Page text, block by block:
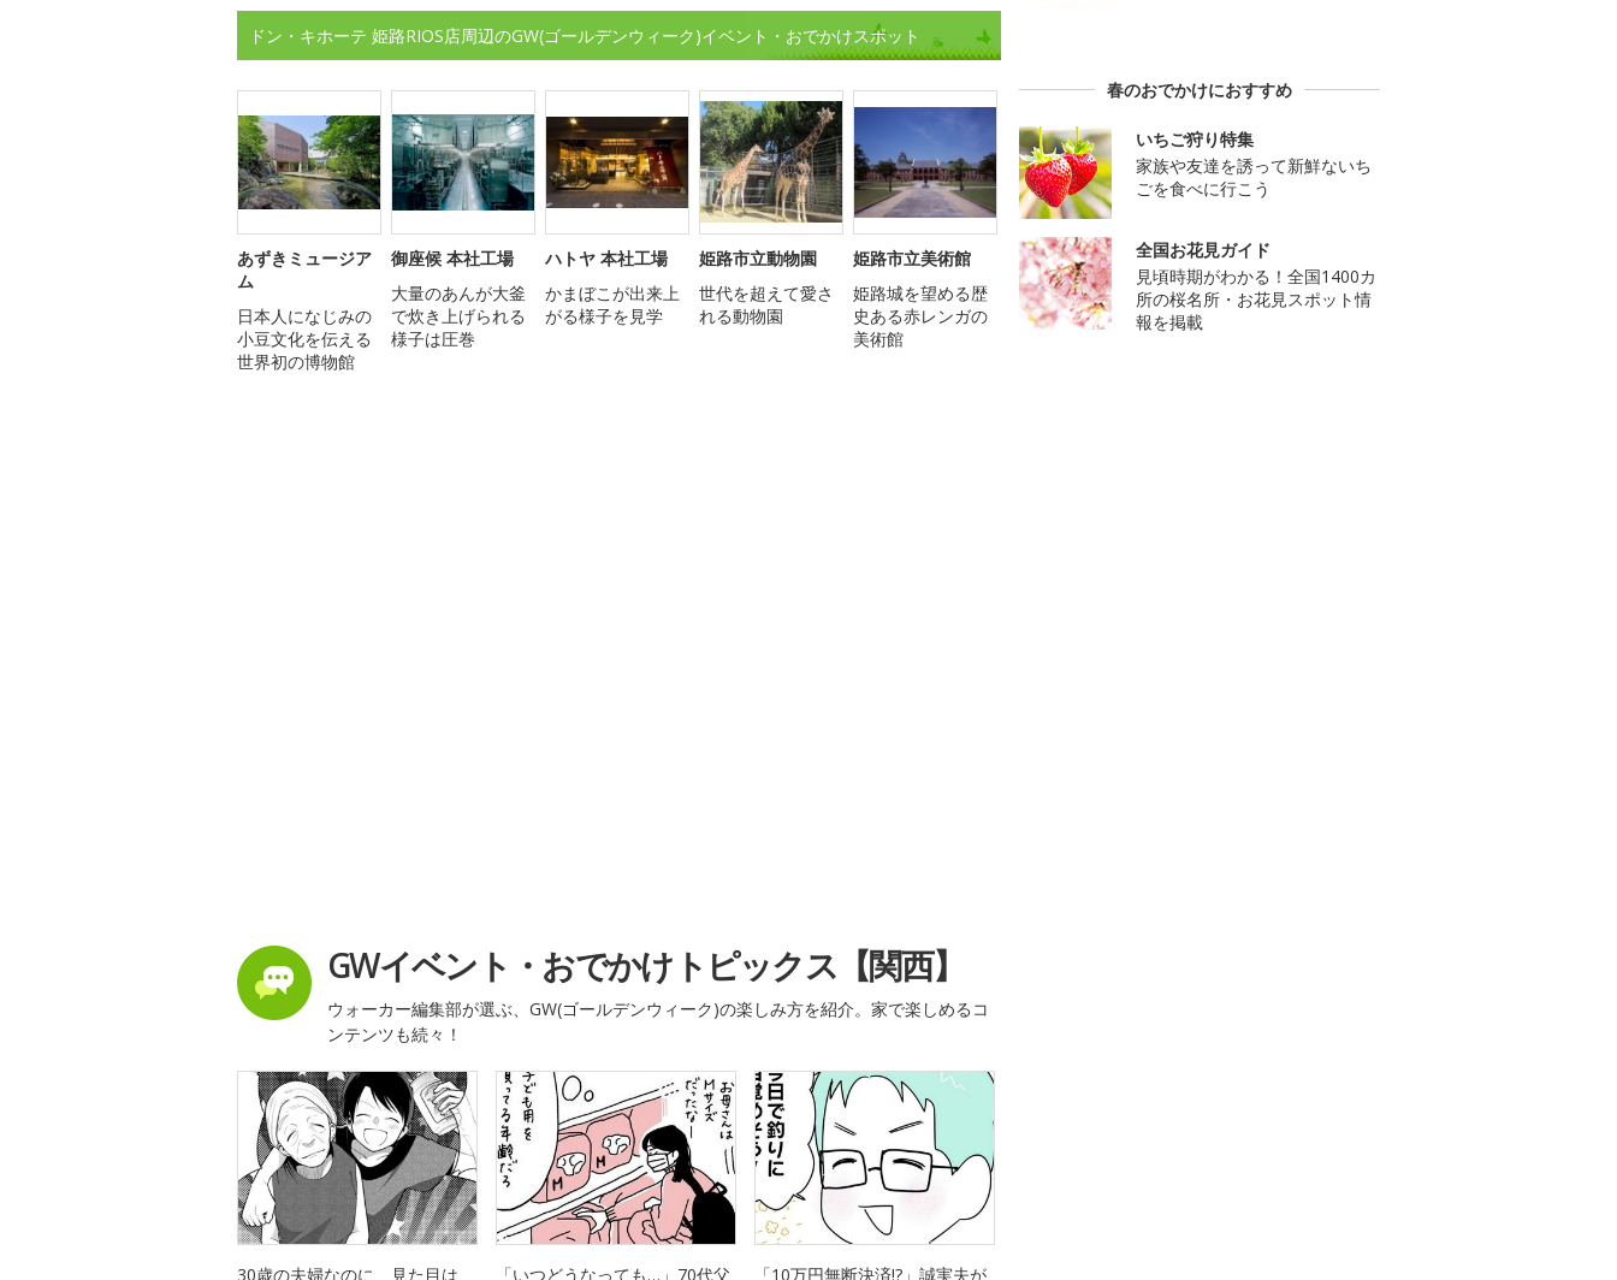
ドン・キホーテ 姫路RIOS店周辺のGW(ゴールデンウィーク)イベント・おでかけスポット
あずきミュージア
ム
日本人になじみの
小豆文化を伝える
世界初の博物館
御座候 本社工場
大量のあんが大釜
で炊き上げられる
様子は圧巻
ハトヤ 本社工場
かまぼこが出来上
がる様子を見学
姫路市立動物園
世代を超えて愛さ
れる動物園
姫路市立美術館
姫路城を望める歴
史ある赤レンガの
美術館
GWイベント・おでかけトピックス【関西】
ウォーカー編集部が選ぶ、GW(ゴールデンウィーク)の楽しみ方を紹介。家で楽しめるコ
ンテンツも続々！
30歳の夫婦なのに、見た目は 「いつどうなっても…」70代父 「10万円無断決済!?」誠実夫が
春のおでかけにおすすめ
いちご狩り特集
家族や友達を誘って新鮮ないち
ごを食べに行こう
全国お花見ガイド
見頃時期がわかる！全国1400カ
所の桜名所・お花見スポット情
報を掲載